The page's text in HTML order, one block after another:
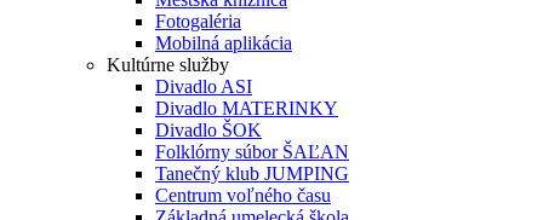
Fotogaléria
Mobilná aplikácia
Kultúrne služby
Divadlo ASI
Divadlo MATERINKY
Divadlo ŠOK
Folklórny súbor ŠAĽAN
Tanečný klub JUMPING
Centrum voľného času